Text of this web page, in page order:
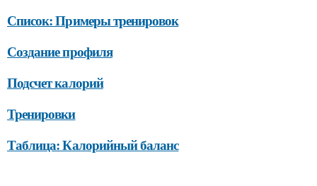
Список: Примеры тренировок
Создание профиля
Подсчет калорий
Тренировки
Таблица: Калорийный баланс